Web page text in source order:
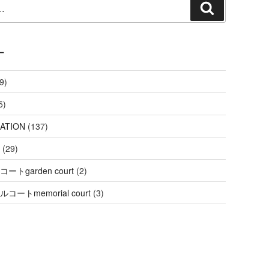
索
(137)
(29)
ートgarden court (2)
コートmemorial court (3)